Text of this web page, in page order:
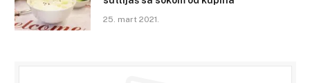
25. mart 2021.